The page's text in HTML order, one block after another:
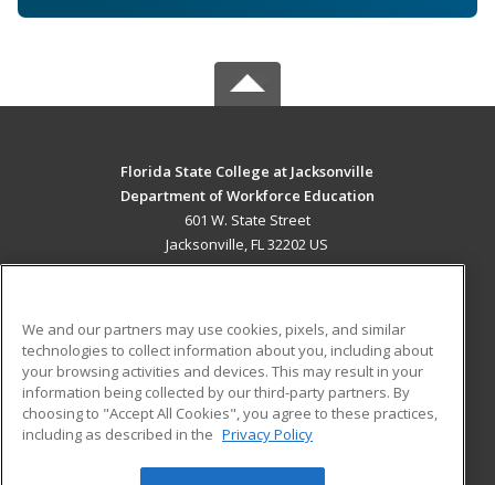
Florida State College at Jacksonville
Department of Workforce Education
601 W. State Street
Jacksonville, FL 32202 US
ADDITIONAL RESOURCES
Military
Financial Assistance
Help
Student Blog
We and our partners may use cookies, pixels, and similar
technologies to collect information about you, including about
your browsing activities and devices. This may result in your
information being collected by our third-party partners. By
choosing to "Accept All Cookies", you agree to these practices,
including as described in the Privacy Policy